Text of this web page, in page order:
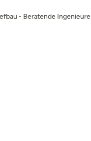
- Beratende Ingenieure